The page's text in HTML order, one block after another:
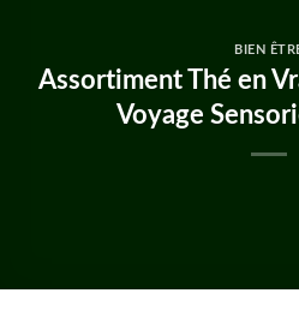
BIEN
Assortiment Thé en
Voyage